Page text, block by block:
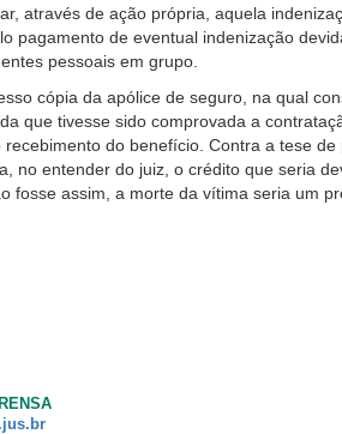
através de ação própria, aquela
pagamento de eventual indenização
pessoais em grupo.
cópia da apólice de seguro, na qual
que tivesse sido comprovada a
do benefício. Contra a tese
entender do juiz, o crédito que seria
assim, a morte da vítima seria um